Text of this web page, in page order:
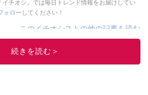
チオシ」では毎日トレンド情報をお届けしてい
ォロー してください！
このイチオシストの他の記事を読む
続きを読む＞